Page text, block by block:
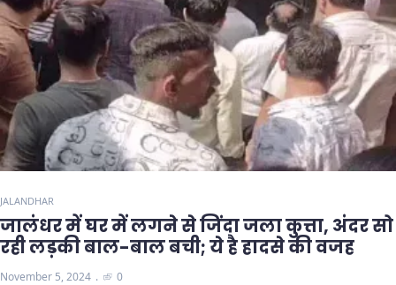
JALANDHAR
जालंधर में घर में लगने से जिंदा जला कुत्ता, अंदर सो
रही लड़की बाल-बाल बची; ये है हादसे की वजह
November 5, 2024 0